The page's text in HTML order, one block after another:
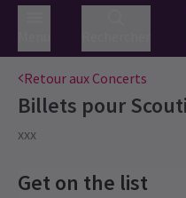
Retour aux Concerts
Billets pour
xxx
Get on the list